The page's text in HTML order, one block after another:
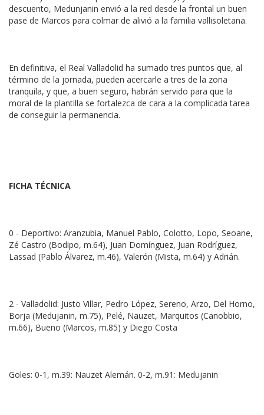
descuento, Medunjanin envió a la red desde la frontal un buen
pase de Marcos para colmar de alivió a la familia vallisoletana.
En definitiva, el Real Valladolid ha sumado tres puntos que, al
término de la jornada, pueden acercarle a tres de la zona
tranquila, y que, a buen seguro, habrán servido para que la
moral de la plantilla se fortalezca de cara a la complicada tarea
de conseguir la permanencia.
FICHA TÉCNICA
0 - Deportivo: Aranzubia, Manuel Pablo, Colotto, Lopo, Seoane,
Zé Castro (Bodipo, m.64), Juan Domínguez, Juan Rodríguez,
Lassad (Pablo Álvarez, m.46), Valerón (Mista, m.64) y Adrián.
2 - Valladolid: Justo Villar, Pedro López, Sereno, Arzo, Del Horno,
Borja (Medujanin, m.75), Pelé, Nauzet, Marquitos (Canobbio,
m.66), Bueno (Marcos, m.85) y Diego Costa
Goles: 0-1, m.39: Nauzet Alemán. 0-2, m.91: Medujanin